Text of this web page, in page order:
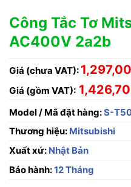
Công Tắc Tơ
AC400V 2a2b
Giá (chưa VAT):
Giá (gồm VAT):
Model / Mã đặt hàng:S-
Thương hiệu: Mitsubishi
Xuất xứ: Nhật Bản
Bảo hành:12 Tháng